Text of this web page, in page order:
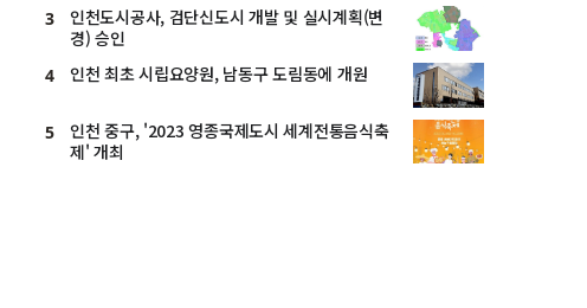
3
인천도시공사, 검단신도시 개발 및 실시계획(변
경) 승인
4 인천 최초 시립요양원, 남동구 도림동에 개원
5
인천 중구, '2023 영종국제도시 세계전통음식축
제' 개최